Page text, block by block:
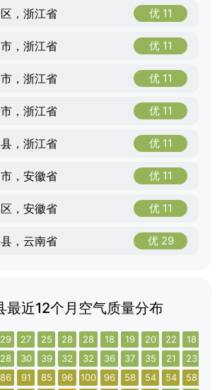
，浙江省 优 11
，浙江省 优 11
，浙江省 优 11
，浙江省 优 11
，浙江省 优 11
，安徽省 优 11
，安徽省 优 11
，云南省 优 29
最近12个月空气质量分布
29 27 25 28 28 18 19 20 22 18
28 30 39 32 32 36 37 35 21 23
86 91 85 96 100 96 58 54 54 58